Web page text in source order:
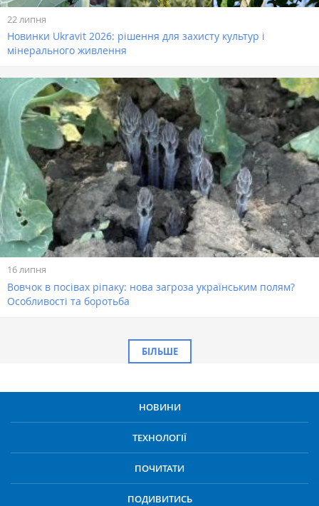
22 липня
Новинки Ukravit 2026: рішення для захисту культур і
мінерального живлення
16 липня
Вовчок в посівах ріпаку: нова загроза українським полям?
Особливості та боротьба
БІЛЬШЕ
НОВИНИ
ТЕХНОЛОГІЇ
ПОЧИТАТИ
ПОДИВИТИСЬ